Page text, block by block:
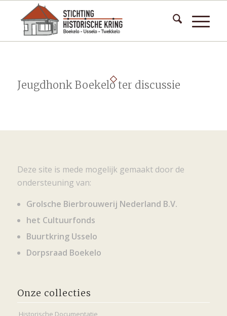
Jeugdhonk Boekelo ter discussie
Deze site is mede mogelijk gemaakt door de
ondersteuning van:
Grolsche Bierbrouwerij Nederland B.V.
het Cultuurfonds
Buurtkring Usselo
Dorpsraad Boekelo
Onze collecties
Historische Documentatie